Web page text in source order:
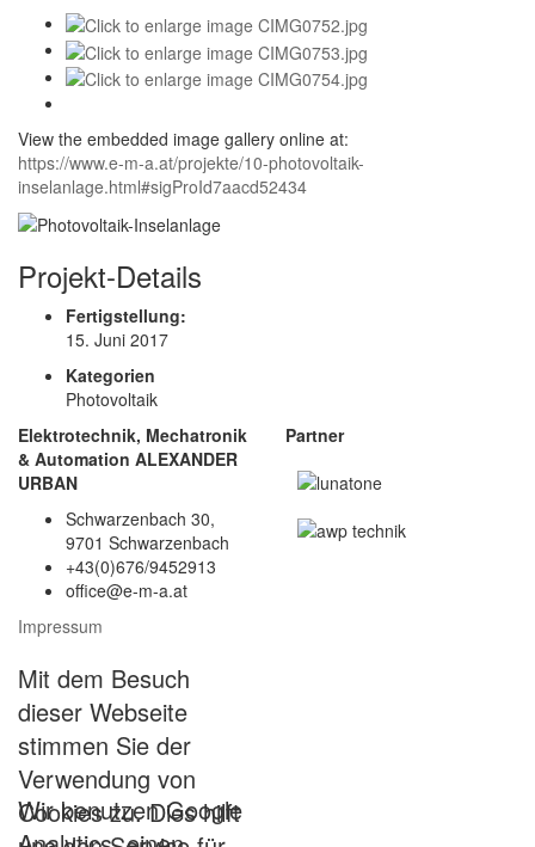
View the embedded image gallery online at:
https://www.e-m-a.at/projekte/10-photovoltaik-
inselanlage.html#sigProId7aacd52434
Projekt-Details
Fertigstellung:
15. Juni 2017
Kategorien
Photovoltaik
Elektrotechnik, Mechatronik
& Automation ALEXANDER
URBAN
Schwarzenbach 30,
9701 Schwarzenbach
+43(0)676/9452913
office@e-m-a.at
Impressum
Mit dem Besuch
dieser Webseite
stimmen Sie der
Verwendung von
Cookies zu. Dies hilft
Wir benutzen Google
Partner